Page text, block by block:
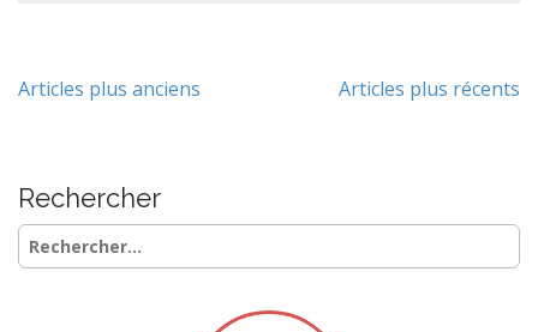
Navigation
Articles plus anciens Articles plus récents
Rechercher
Rechercher :